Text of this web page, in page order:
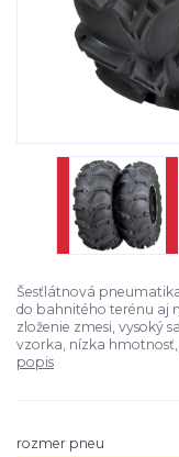
Šesťlátnová
do bahnitého terénu aj
zloženie zmesi, vysoký
vzorka, nízka
popis
rozmer pneu